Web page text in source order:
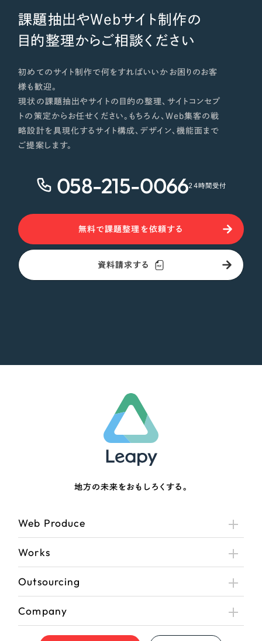
課題抽出やWebサイト制作の
目的整理からご相談ください
初めてのサイト制作で何をすればいいかお困りのお客
様も歓迎。
現状の課題抽出やサイトの目的の整理、サイトコンセプ
トの策定からお任せください。もちろん、Web集客の戦
略設計を具現化するサイト構成、デザイン、機能面まで
ご提案します。
058-215-006624時間受付
無料で課題整理を依頼する
資料請求する
地方の未来をおもしろくする。
Web Produce
Works
Outsourcing
Company